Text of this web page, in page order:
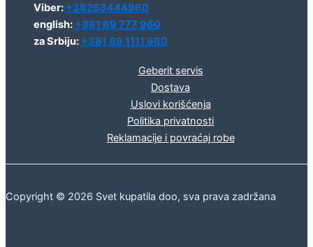
Viber: +38263444960
english: +381 69 777 960
za Srbiju: +381 69 1111 960
Geberit servis
Dostava
Uslovi korišćenja
Politika privatnosti
Reklamacije i povraćaj robe
Copyright © 2026 Svet kupatila doo, sva prava zadržana